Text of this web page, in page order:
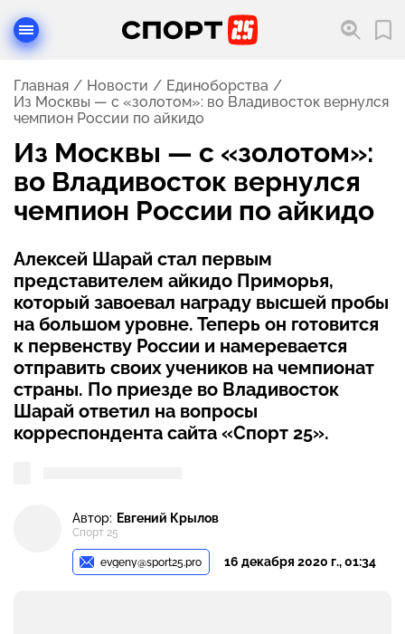
Главная Новости
Единоборства
Из Москвы — с «золотом»: во Владивосток вернулся
чемпион России по айкидо
Из Москвы — с «золотом»:
во Владивосток вернулся
чемпион России по айкидо
Алексей Шарай стал первым
представителем айкидо Приморья,
который завоевал награду высшей пробы
на большом уровне. Теперь он готовится
к первенству России и намеревается
отправить своих учеников на чемпионат
страны. По приезде во Владивосток
Шарай ответил на вопросы
корреспондента сайта «Спорт 25».
Автор: Евгений Крылов
Спорт 25
evgeny@sport25.pro 16 декабря 2020 г., 01:34